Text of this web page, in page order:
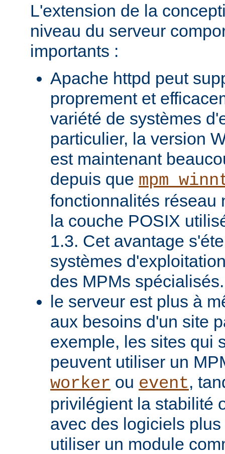
L'extension de la
niveau du serveur
importants :
Apache httpd peut
proprement et
variété de systèmes
particulier, la version
est maintenant
depuis que
fonctionnalités réseau
la couche POSIX
1.3. Cet avantage
systèmes
des MPMs spécialisés.
le serveur est plus à
aux besoins d'un site
exemple, les sites qui
peuvent utiliser un
worker ou event,
privilégient la stabilité
avec des logiciels
utiliser un module